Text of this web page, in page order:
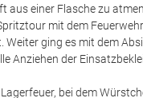
einer Flasche zu
mit dem
ging es mit dem
Anziehen der
bei dem